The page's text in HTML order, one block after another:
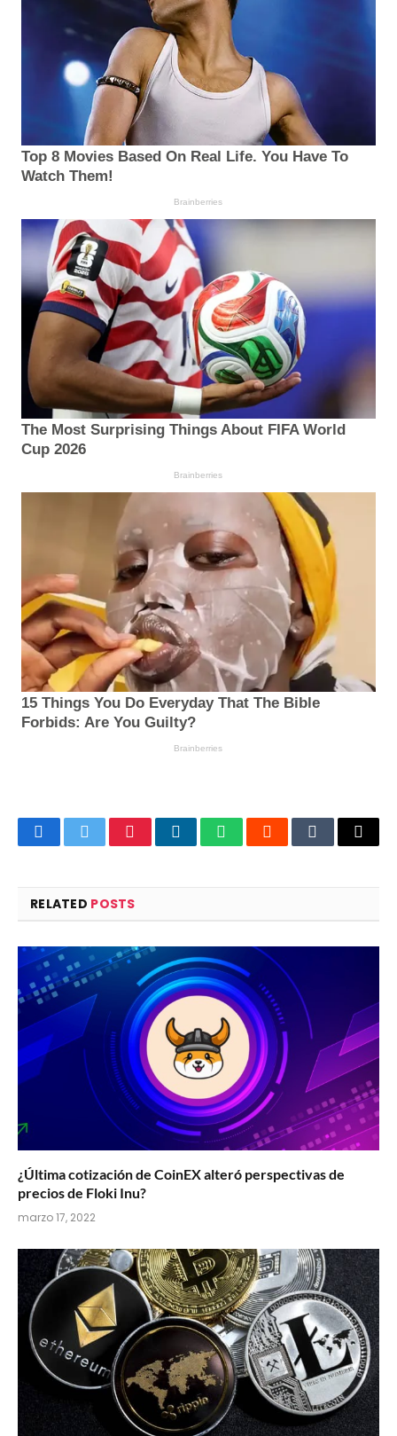
FacebookTwitterPinterestLinkedInWhatsAppRedditTumblrEmail
RELATED POSTS
¿Última cotización de CoinEX alteró perspectivas de
precios de Floki Inu?
marzo 17, 2022